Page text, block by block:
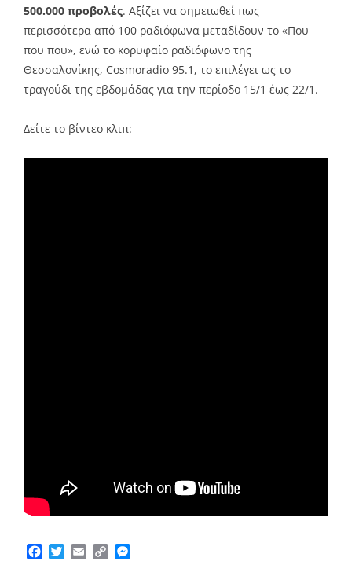
500.000 προβολές. Αξίζει να σημειωθεί πως
περισσότερα από 100 ραδιόφωνα μεταδίδουν το «Που
που που», ενώ το κορυφαίο ραδιόφωνο της
Θεσσαλονίκης, Cosmoradio 95.1, το επιλέγει ως το
τραγούδι της εβδομάδας για την περίοδο 15/1 έως 22/1.
Δείτε το βίντεο κλιπ:
Facebook
TwitterEmailCopy